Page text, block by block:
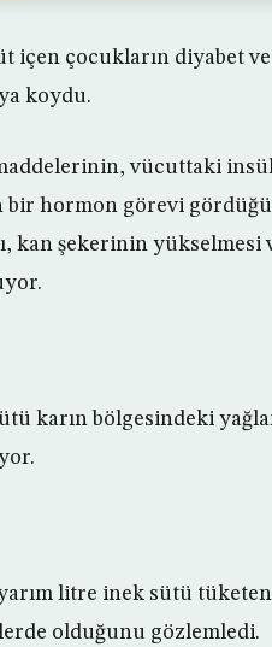
içen çocukların diyabet
koydu.
vücuttaki
bir hormon görevi
kan şekerinin yükselmesi
karın bölgesindeki
litre inek sütü tüketen
olduğunu gözlemledi.